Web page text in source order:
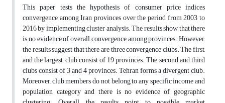
This paper tests the hypothesis of consumer price indices
convergence among Iran provinces over the period from 2003 to
2016 by implementing cluster analysis. The results show that there
is no evidence of overall convergence among provinces. However,
the results suggest that thereare three convergence clubs.The first,
and the largest, club consist of 19 provinces. The second and third
clubs consist of 3 and 4 provinces. Tehran forms a divergent club.
Moreover,club members do not belong to any specific income and
population category and there is no evidence of geographic